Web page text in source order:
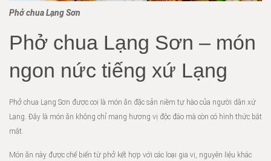
Phở chua Lạng Sơn
Phở chua Lạng Sơn – món
ngon nức tiếng xứ Lạng
Phở chua Lạng Sơn được coi là món ăn đặc sản niềm tự hào của người dân xứ
Lạng. Đây là món ăn không chỉ mang hương vị độc đáo mà còn có hình thức bắt
mắt.
Món ăn này được chế biến từ phở kết hợp với các loại gia vị, nguyên liệu khác